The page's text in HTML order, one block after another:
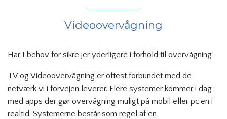
Videoovervågning
Har I behov for sikre jer yderligere i forhold til overvågning
TV og Videoovervågning er oftest forbundet med de
netværk vi i forvejen leverer. Flere systemer kommer i dag
med apps der gør overvågning muligt på mobil eller pc’en i
realtid. Systemerne består som regel af en